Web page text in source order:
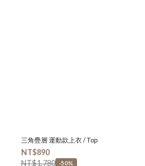
三角疊層 運動款上衣 / Top
NT$890
NT$1,780 -50%